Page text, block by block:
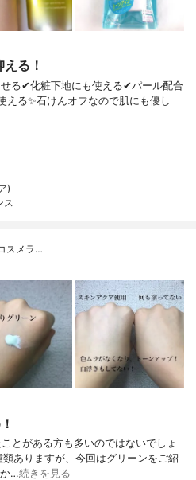
る！
る✔︎化粧下地にも使える✔︎パール配合
える✨石けんオフなので肌にも優し
)
ス
スメラ…
とがある方も多いのではないでしょ
ありますが、今回はグリーンをご紹
…続きを見る